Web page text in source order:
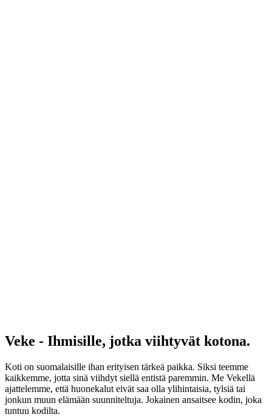
Veke - Ihmisille, jotka viihtyvät kotona.
Koti on suomalaisille ihan erityisen tärkeä paikka. Siksi teemme
kaikkemme, jotta sinä viihdyt siellä entistä paremmin. Me Vekellä
ajattelemme, että huonekalut eivät saa olla ylihintaisia, tylsiä tai
jonkun muun elämään suunniteltuja. Jokainen ansaitsee kodin, joka
tuntuu kodilta.